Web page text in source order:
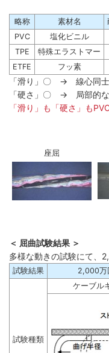
略称
素材名
PVC
塩化ビニル
TPE
特殊エラストマー
ETFE
フッ素
「滑り」〇 → 線心同士
「硬さ」〇 → 局部的な
「滑り」も「硬さ」も
座屈
＜ 屈曲試験結果 ＞
多様な動きの試験にて、
試験結果 2,000万
試験種類
ケーブル